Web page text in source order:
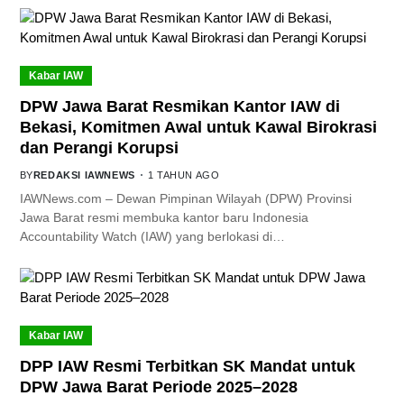
Kabar IAW
DPW Jawa Barat Resmikan Kantor IAW di
Bekasi, Komitmen Awal untuk Kawal Birokrasi
dan Perangi Korupsi
BYREDAKSI IAWNEWS 1 TAHUN AGO
IAWNews.com – Dewan Pimpinan Wilayah (DPW) Provinsi
Jawa Barat resmi membuka kantor baru Indonesia
Accountability Watch (IAW) yang berlokasi di…
Kabar IAW
DPP IAW Resmi Terbitkan SK Mandat untuk
DPW Jawa Barat Periode 2025–2028